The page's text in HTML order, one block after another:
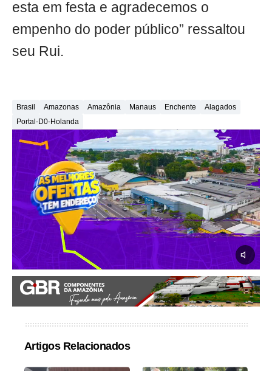
esta em festa e agradecemos o
empenho do poder público” ressaltou
seu Rui.
Brasil Amazonas Amazônia Manaus Enchente
Alagados
Portal-D0-Holanda
Artigos Relacionados